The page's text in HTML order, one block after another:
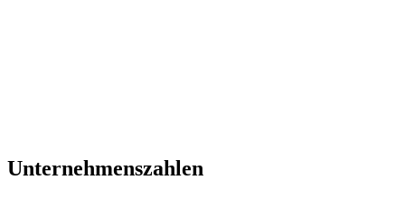
Unternehmenszahlen